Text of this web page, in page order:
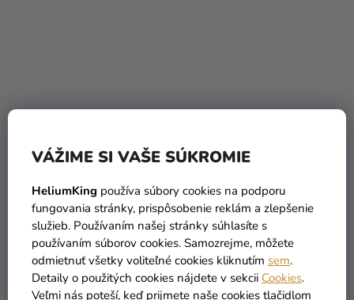
VÁŽIME SI VAŠE SÚKROMIE
HeliumKing používa súbory cookies na podporu
fungovania stránky, prispôsobenie reklám a zlepšenie
služieb. Používaním našej stránky súhlasíte s
používaním súborov cookies. Samozrejme, môžete
odmietnuť všetky voliteľné cookies kliknutím sem.
Detaily o použitých cookies nájdete v sekcii Cookies.
Veľmi nás poteší, keď prijmete naše cookies tlačidlom
Jedlé lepidlo Edible Glue
so štetcom - 22 g
1,90 €
2,79 € (–31 %)
DO KOŠÍKA
Jedlé lepidlo Sugarcraft
25g
2,90 €
3,79 € (–23 %)
DO KOŠÍKA